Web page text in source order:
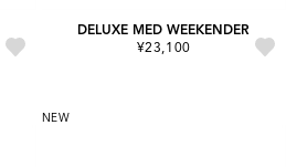
DELUXE MED WEEKENDER
¥23,100
NEW